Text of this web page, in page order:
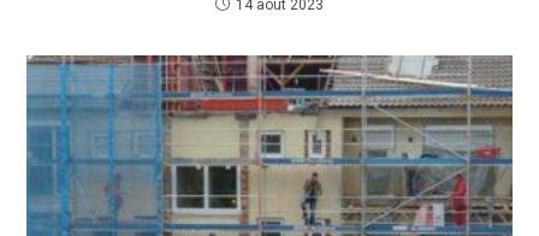
14 août 2023